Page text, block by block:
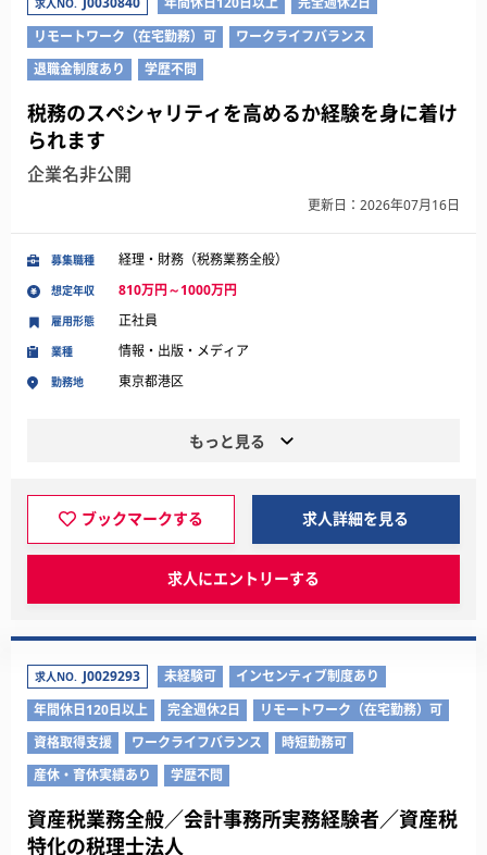
求人NO.
リモートワーク（在宅勤務）可
ワークライフバランス
退職金制度あり
学歴不問
税務のスペシャリティを高めるか経験を身に着け
られます
企業名非公開
更新日：2026年07月16日
募集職種 経理・財務（税務業務全般）
想定年収 810万円～1000万円
業種 情報・出版・メディア
勤務地 東京都港区
雇用形態 正社員
もっと見る
ブックマークする 求人詳細を見る
求人にエントリーする
求人NO. J0029293 未経験可
インセンティブ制度あり
年間休日120日以上
完全週休2日
リモートワーク（在宅勤務）可
資格取得支援
ワークライフバランス
時短勤務可
産休・育休実績あり
学歴不問
資産税業務全般／会計事務所実務経験者／資産税
特化の税理士法人